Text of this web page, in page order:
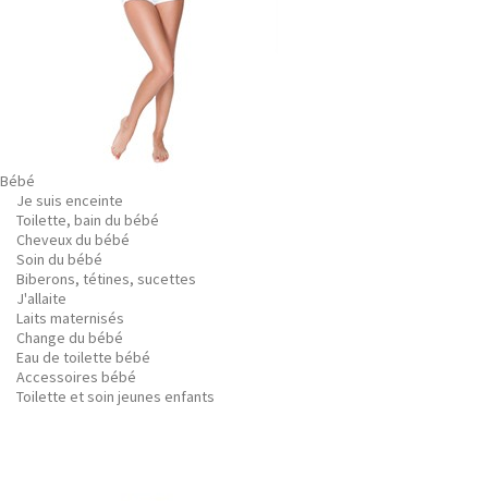
Bébé
Je suis enceinte
Toilette, bain du bébé
Cheveux du bébé
Soin du bébé
Biberons, tétines, sucettes
J'allaite
Laits maternisés
Change du bébé
Eau de toilette bébé
Accessoires bébé
Toilette et soin jeunes enfants